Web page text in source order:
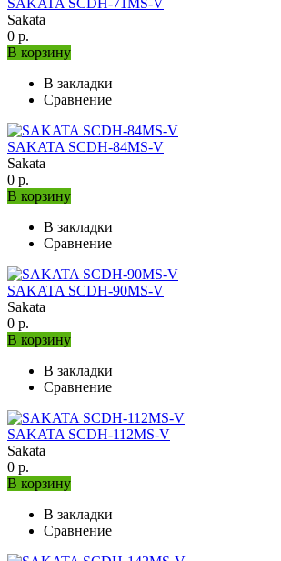
Sakata
0 р.
В корзину
В закладки
Сравнение
SAKATA SCDH-84MS-V
Sakata
0 р.
В корзину
В закладки
Сравнение
SAKATA SCDH-90MS-V
Sakata
0 р.
В корзину
В закладки
Сравнение
SAKATA SCDH-112MS-V
Sakata
0 р.
В корзину
В закладки
Сравнение